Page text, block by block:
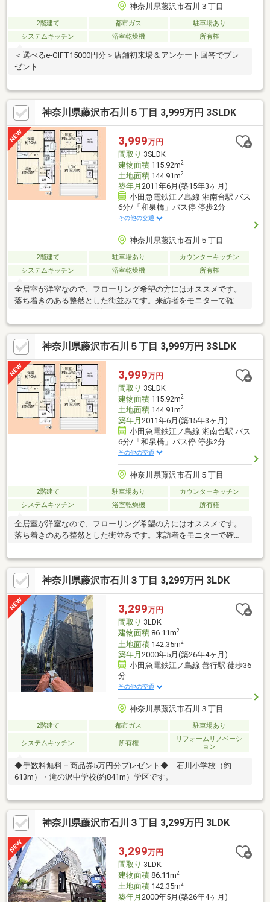
神奈川県藤沢市石川３丁目
2階建て 都市ガス
駐車場あり
システムキッチン
浴室乾燥機 所有権
＜選べるe-GIFT15000円分＞店舗初来場＆アンケート回答でプレ
ゼント
神奈川県藤沢市石川５丁目 3,999万円 3SLDK
3,999万円
間取り 3SLDK
建物面積115.92m2
土地面積144.91m2
築年月 2011年6月(築15年3ヶ月)
小田急電鉄江ノ島線 湘南台駅 バス
6分/「和泉橋」バス停 停歩2分
その他の交通
神奈川県藤沢市石川５丁目
2階建て 駐車場あり
カウンターキッチン
システムキッチン
浴室乾燥機 所有権
全居室が洋室なので、フローリング希望の方にはオススメです。
落ち着きのある整然とした街並みです。来訪者をモニターで確認
神奈川県藤沢市石川５丁目 3,999万円 3SLDK
3,999万円
間取り 3SLDK
建物面積115.92m2
土地面積144.91m2
築年月 2011年6月(築15年3ヶ月)
小田急電鉄江ノ島線 湘南台駅 バス
6分/「和泉橋」バス停 停歩2分
その他の交通
神奈川県藤沢市石川５丁目
2階建て 駐車場あり
カウンターキッチン
システムキッチン
浴室乾燥機 所有権
全居室が洋室なので、フローリング希望の方にはオススメです。
落ち着きのある整然とした街並みです。来訪者をモニターで確認
できるTVインターホン付きです(^_^)
神奈川県藤沢市石川３丁目 3,299万円 3LDK
3,299万円
間取り 3LDK
建物面積86.11m2
土地面積142.35m2
築年月 2000年5月(築26年4ヶ月)
小田急電鉄江ノ島線 善行駅 徒歩36
分
その他の交通
神奈川県藤沢市石川３丁目
2階建て 都市ガス 駐車場あり
システムキッチン 所有権
リフォームリノベーシ
ョン
◆手数料無料＋商品券5万円分プレゼント◆ 石川小学校（約
613m）・滝の沢中学校(約841m）学区です。
神奈川県藤沢市石川３丁目 3,299万円 3LDK
3,299万円
間取り 3LDK
建物面積86.11m2
土地面積142.35m2
築年月 2000年5月(築26年4ヶ月)